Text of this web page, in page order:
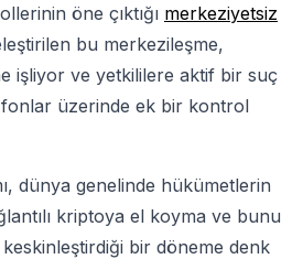
öne çıktığı merkeziyetsiz
bu merkezileşme,
işliyor ve yetkililere aktif bir suç
fonlar üzerinde ek bir kontrol
dünya genelinde hükümetlerin
kriptoya el koyma ve bunu
bir döneme denk